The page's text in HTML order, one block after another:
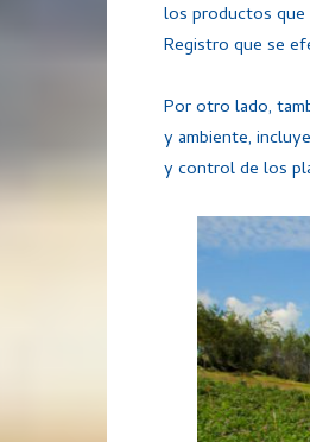
los productos que
Registro que se
Por otro lado,
y ambiente,
y control de los